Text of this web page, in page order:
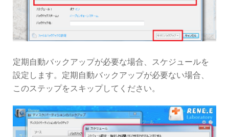
定期自動バックアップが必要な場合、スケジュールを
設定します。定期自動バックアップが必要ない場合、
このステップをスキップしてください。